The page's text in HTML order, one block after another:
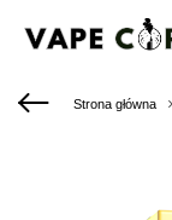
Strona główna